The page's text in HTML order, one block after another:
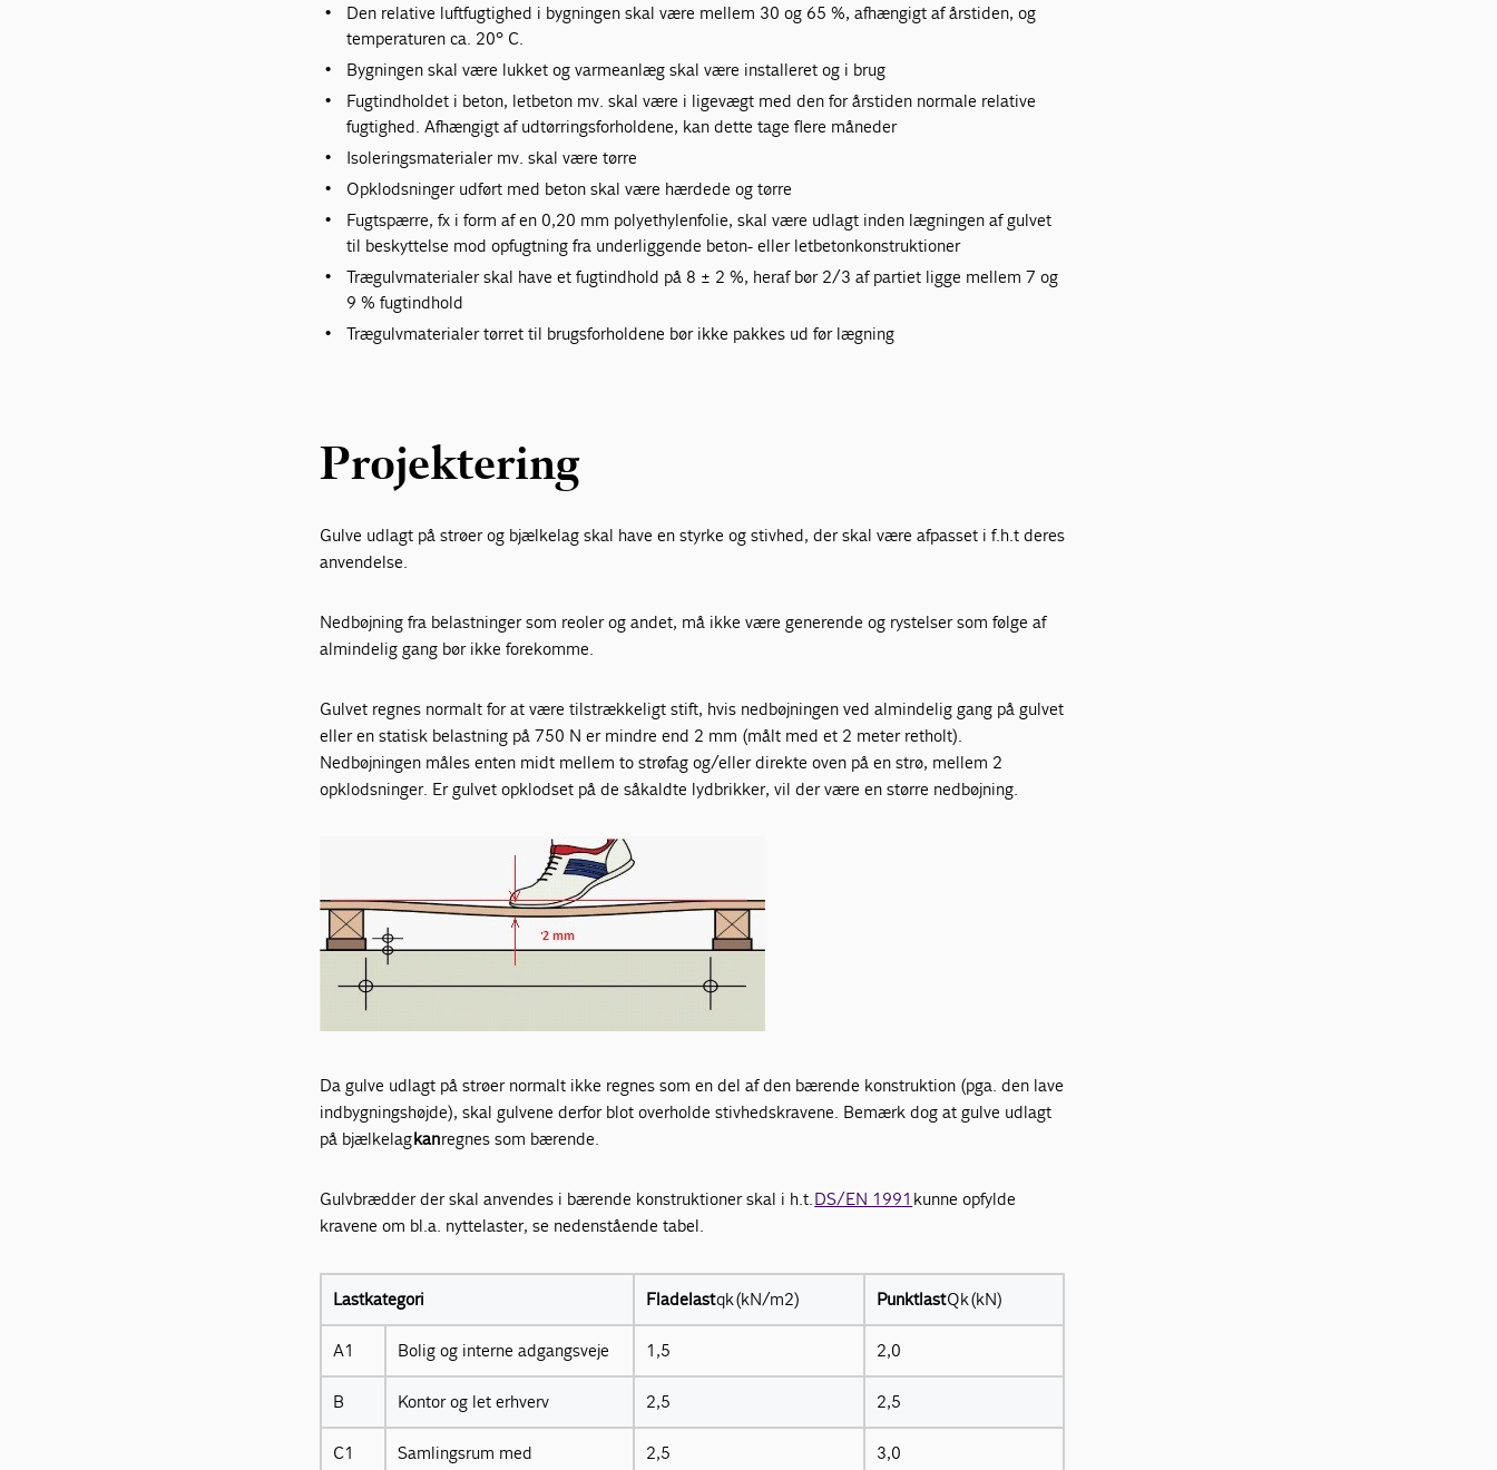
Den relative luftfugtighed i bygningen skal være mellem 30 og 65 %, afhængigt af årstiden, og
temperaturen ca. 20° C.
Bygningen skal være lukket og varmeanlæg skal være installeret og i brug
Fugtindholdet i beton, letbeton mv. skal være i ligevægt med den for årstiden normale relative
fugtighed. Afhængigt af udtørringsforholdene, kan dette tage flere måneder
Isoleringsmaterialer mv. skal være tørre
Opklodsninger udført med beton skal være hærdede og tørre
Fugtspærre, fx i form af en 0,20 mm polyethylenfolie, skal være udlagt inden lægningen af gulvet
til beskyttelse mod opfugtning fra underliggende beton- eller letbetonkonstruktioner
Trægulvmaterialer skal have et fugtindhold på 8 ± 2 %, heraf bør 2/3 af partiet ligge mellem 7 og
9 % fugtindhold
Trægulvmaterialer tørret til brugsforholdene bør ikke pakkes ud før lægning
Projektering
Gulve udlagt på strøer og bjælkelag skal have en styrke og stivhed, der skal være afpasset i f.h.t deres
anvendelse.
Nedbøjning fra belastninger som reoler og andet, må ikke være generende og rystelser som følge af
almindelig gang bør ikke forekomme.
Gulvet regnes normalt for at være tilstrækkeligt stift, hvis nedbøjningen ved almindelig gang på gulvet
eller en statisk belastning på 750 N er mindre end 2 mm (målt med et 2 meter retholt).
Nedbøjningen måles enten midt mellem to strøfag og/eller direkte oven på en strø, mellem 2
opklodsninger. Er gulvet opklodset på de såkaldte lydbrikker, vil der være en større nedbøjning.
Da gulve udlagt på strøer normalt ikke regnes som en del af den bærende konstruktion (pga. den lave
indbygningshøjde), skal gulvene derfor blot overholde stivhedskravene. Bemærk dog at gulve udlagt
på bjælkelagkanregnes som bærende.
Gulvbrædder der skal anvendes i bærende konstruktioner skal i h.t.DS/EN 1991 kunne opfylde
kravene om bl.a. nyttelaster, se nedenstående tabel.
Lastkategori Fladelastqk (kN/m2) PunktlastQk (kN)
A1 Bolig og interne adgangsveje 1,5 2,0
B Kontor og let erhverv 2,5 2,5
C1
Samlingsrum med
2,5 3,0